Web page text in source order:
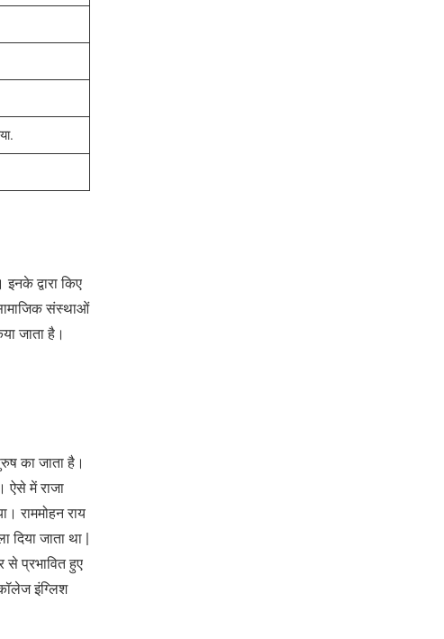
द्वारा किए
संस्थाओं
जाता है।
का जाता है।
ऐसे में राजा
राममोहन राय
दिया जाता था |
से प्रभावित हुए
इंग्लिश